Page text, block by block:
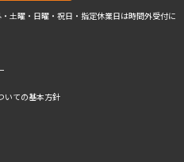
土曜・日曜・祝日・指定休業日は時間外受付に
いての基本方針